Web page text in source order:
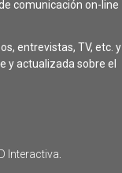
comunicación on-line
entrevistas, TV, etc. y
y actualizada sobre el
Interactiva